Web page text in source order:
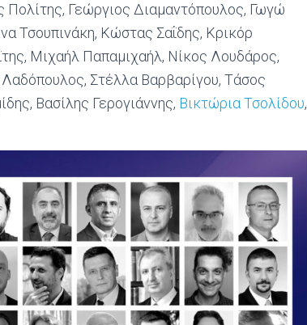
Γεώργιος Διαμαντόπουλος, Γωγώ
Τσουπινάκη, Κώστας Σαΐδης, Κρικόρ
Μιχαήλ Παπαμιχαήλ, Νίκος Λουδάρος,
Στέλλα Βαρβαρίγου, Τάσος
Βασίλης Γερογιάννης, Βικτώρια Τσολίδου,